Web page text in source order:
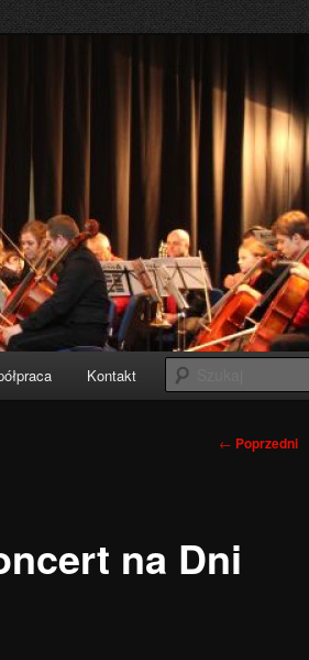
Kontakt
Nawigacja
← Poprzedni
na Dni